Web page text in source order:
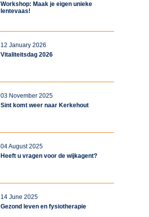
Workshop: Maak je eigen unieke
lentevaas!
12 January 2026
Vitaliteitsdag 2026
03 November 2025
Sint komt weer naar Kerkehout
04 August 2025
Heeft u vragen voor de wijkagent?
14 June 2025
Gezond leven en fysiotherapie